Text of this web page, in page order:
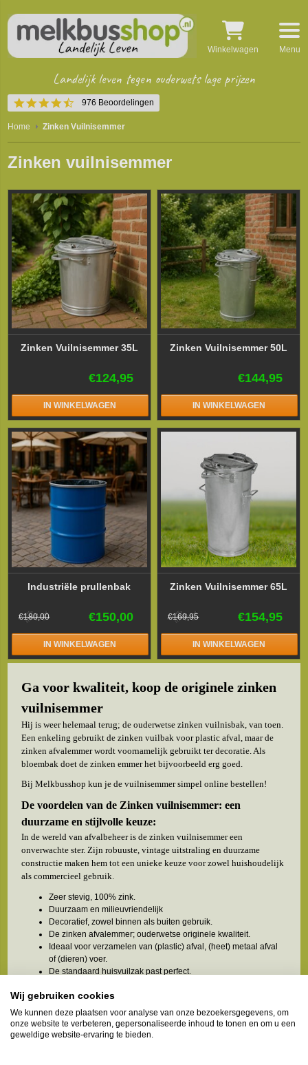
4.5
star
rating
976 Beoordelingen
Landelijk leven tegen ouderwets lage prijzen
Winkelwagen Menu
Home Zinken Vuilnisemmer
Zinken vuilnisemmer
Zinken Vuilnisemmer 35L
€124,95
IN WINKELWAGEN
Zinken Vuilnisemmer 50L
€144,95
IN WINKELWAGEN
Industriële prullenbak
€150,00
€180,00
IN WINKELWAGEN
Zinken Vuilnisemmer 65L
€154,95
€169,95
IN WINKELWAGEN
Ga voor kwaliteit, koop de originele zinken
vuilnisemmer
Hij is weer helemaal terug; de ouderwetse zinken vuilnisbak, van toen.
Een enkeling gebruikt de zinken vuilbak voor plastic afval, maar de
zinken afvalemmer wordt voornamelijk gebruikt ter decoratie. Als
bloembak doet de zinken emmer het bijvoorbeeld erg goed.
Bij Melkbusshop kun je de vuilnisemmer simpel online bestellen!
De voordelen van de Zinken vuilnisemmer: een
duurzame en stijlvolle keuze:
In de wereld van afvalbeheer is de zinken vuilnisemmer een
onverwachte ster. Zijn robuuste, vintage uitstraling en duurzame
constructie maken hem tot een unieke keuze voor zowel huishoudelijk
als commercieel gebruik.
Zeer stevig, 100% zink.
Duurzaam en milieuvriendelijk
Decoratief, zowel binnen als buiten gebruik.
De zinken afvalemmer; ouderwetse originele kwaliteit.
Ideaal voor verzamelen van (plastic) afval, (heet) metaal afval
of (dieren) voer.
De standaard huisvuilzak past perfect.
Soorten zinken vuilnisemmers
Zinken vuilnisemmers, verkrijgbaar in diverse maten van 35, 50 tot 70
liter, bieden een duurzame, stijlvolle en praktische oplossing voor
Wij gebruiken cookies
We kunnen deze plaatsen voor analyse van onze bezoekersgegevens, om
onze website te verbeteren, gepersonaliseerde inhoud te tonen en om u een
geweldige website-ervaring te bieden.